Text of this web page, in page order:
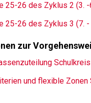
25-26 des Zyklus 2 (3.
25-26 des Zyklus 3 (7.
zur
und flexible Zonen